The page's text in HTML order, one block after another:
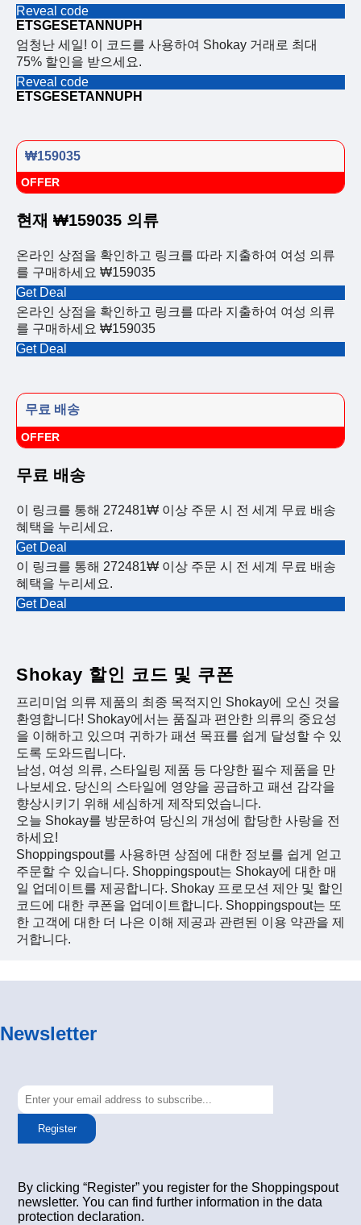
Reveal code
ETSGESETANNUPH
엄청난 세일! 이 코드를 사용하여 Shokay 거래로 최대
75% 할인을 받으세요.
Reveal code
ETSGESETANNUPH
₩159035
OFFER
현재 ₩159035 의류
온라인 상점을 확인하고 링크를 따라 지출하여 여성 의류
를 구매하세요 ₩159035
Get Deal
온라인 상점을 확인하고 링크를 따라 지출하여 여성 의류
를 구매하세요 ₩159035
Get Deal
무료 배송
OFFER
무료 배송
이 링크를 통해 272481₩ 이상 주문 시 전 세계 무료 배송
혜택을 누리세요.
Get Deal
이 링크를 통해 272481₩ 이상 주문 시 전 세계 무료 배송
혜택을 누리세요.
Get Deal
Shokay 할인 코드 및 쿠폰
프리미엄 의류 제품의 최종 목적지인 Shokay에 오신 것을
환영합니다! Shokay에서는 품질과 편안한 의류의 중요성
을 이해하고 있으며 귀하가 패션 목표를 쉽게 달성할 수 있
도록 도와드립니다.
남성, 여성 의류, 스타일링 제품 등 다양한 필수 제품을 만
나보세요. 당신의 스타일에 영양을 공급하고 패션 감각을
향상시키기 위해 세심하게 제작되었습니다.
오늘 Shokay를 방문하여 당신의 개성에 합당한 사랑을 전
하세요!
Shoppingspout를 사용하면 상점에 대한 정보를 쉽게 얻고
주문할 수 있습니다. Shoppingspout는 Shokay에 대한 매
일 업데이트를 제공합니다. Shokay 프로모션 제안 및 할인
코드에 대한 쿠폰을 업데이트합니다. Shoppingspout는 또
한 고객에 대한 더 나은 이해 제공과 관련된 이용 약관을 제
거합니다.
Newsletter
Register
By clicking “Register” you register for the Shoppingspout
newsletter. You can find further information in the data
protection declaration.